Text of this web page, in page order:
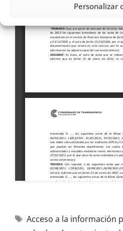
Personalizar
Acceso a la información